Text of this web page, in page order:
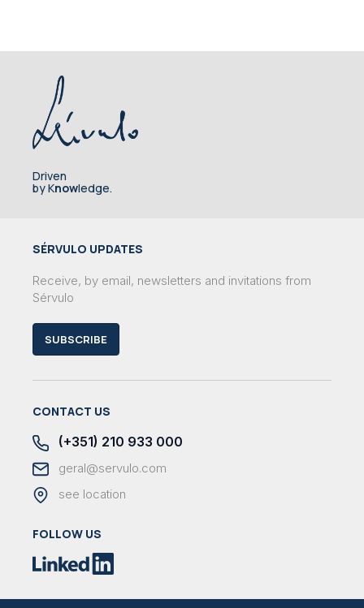
Driven
by Knowledge.
SÉRVULO UPDATES
Receive, by email, newsletters and invitations from
Sérvulo
SUBSCRIBE
CONTACT US
(+351) 210 933 000
geral@servulo.com
see location
FOLLOW US